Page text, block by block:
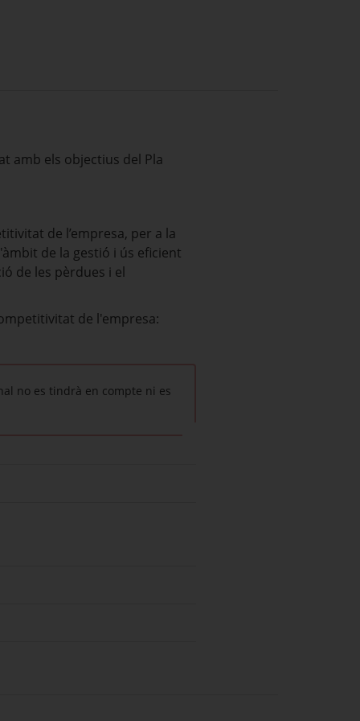
amb els objectius del Pla
de l’empresa, per a la
de la gestió i ús eficient
de les pèrdues i el
de l'empresa:
no es tindrà en compte ni es